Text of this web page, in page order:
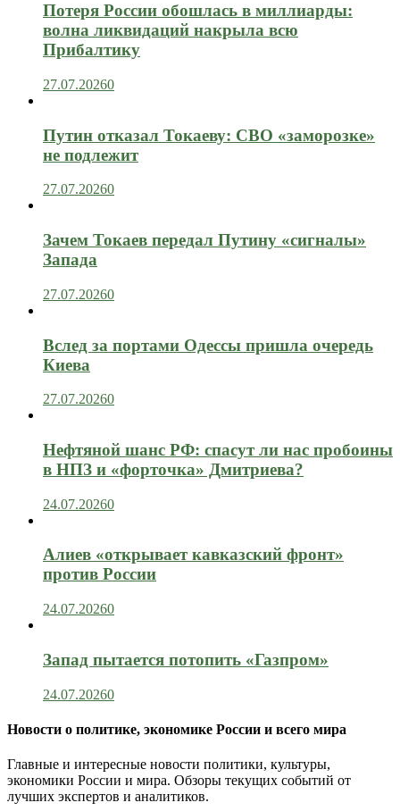
Потеря России обошлась в миллиарды:
волна ликвидаций накрыла всю
Прибалтику
27.07.20260
Путин отказал Токаеву: СВО «заморозке»
не подлежит
27.07.20260
Зачем Токаев передал Путину «сигналы»
Запада
27.07.20260
Вслед за портами Одессы пришла очередь
Киева
27.07.20260
Нефтяной шанс РФ: спасут ли нас пробоины
в НПЗ и «форточка» Дмитриева?
24.07.20260
Алиев «открывает кавказский фронт»
против России
24.07.20260
Запад пытается потопить «Газпром»
24.07.20260
Новости о политике, экономике России и всего мира
Главные и интересные новости политики, культуры,
экономики России и мира. Обзоры текущих событий от
лучших экспертов и аналитиков.